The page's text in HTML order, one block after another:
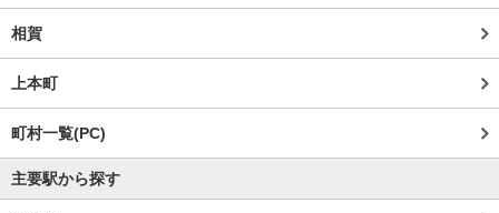
相賀
上本町
町村一覧(PC)
主要駅から探す